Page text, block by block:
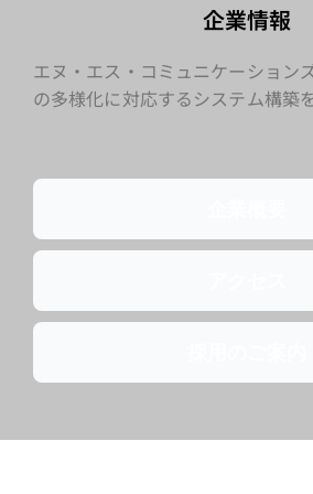
企業情報
エヌ・エス・コミュニケーション
の多様化に対応するシステム構築